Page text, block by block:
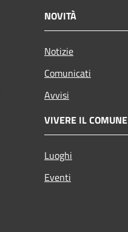
NOVITÀ
Notizie
Comunicati
Avvisi
VIVERE IL COMUNE
Luoghi
Eventi